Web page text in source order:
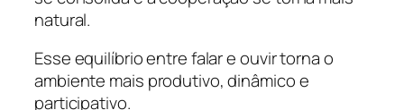
natural.
Esse equilíbrio entre falar e ouvir torna o
ambiente mais produtivo, dinâmico e
participativo.